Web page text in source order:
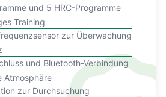
und 5 HRC-Programme
Training
zur Überwachung
und Bluetooth-Verbindung
Atmosphäre
zur Durchsuchung